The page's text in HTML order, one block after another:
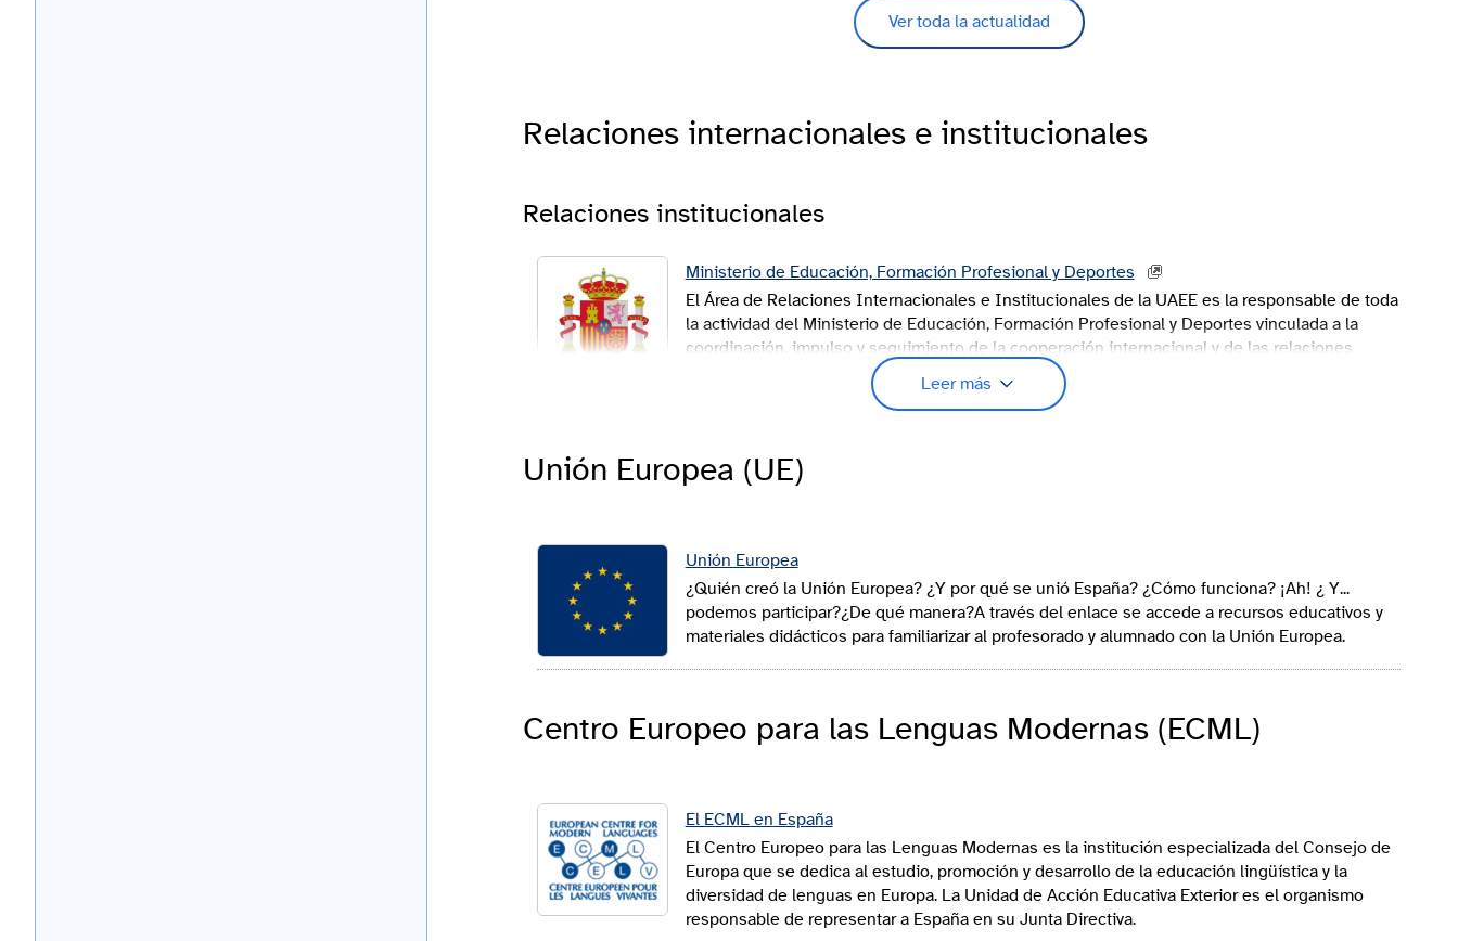
Relaciones internacionales e institucionales
Relaciones institucionales
Ministerio de Educación, Formación Profesional y Deportes
El Área de Relaciones Internacionales e Institucionales de la UAEE es la responsable de toda
la actividad del Ministerio de Educación, Formación Profesional y Deportes vinculada a la
coordinación, impulso y seguimiento de la cooperación internacional y de las relaciones
internacionales en materia de educación no universitaria y formación profesional.
y Universidades, así como con otros organismos gubernamentales que participan en la acción
exterior.
Relaciones bilaterales
Oficinas de Educación
Desde la Unidad de Acción Educativa Exterior (UAEE) se promueven, coordinan y apoyan las
Representaciones permanentes de España ante la OCDE, UNESCO y Consejo de Europa
Las relaciones con algunas de las principales organizaciones internacionales se llevan a cabo
a través de la Consejería de Educación en las Representaciones Permanentes de España ante
la OCDE, la UNESCO y el Consejo de Europa. El Centro Europeo para las Lenguas Modernas y
Leer más
Unión Europea (UE)
Unión Europea
¿Quién creó la Unión Europea? ¿Y por qué se unió España? ¿Cómo funciona? ¡Ah! ¿ Y...
podemos participar?¿De qué manera?A través del enlace se accede a recursos educativos y
materiales didácticos para familiarizar al profesorado y alumnado con la Unión Europea.
Centro Europeo para las Lenguas Modernas (ECML)
El ECML en España
El Centro Europeo para las Lenguas Modernas es la institución especializada del Consejo de
Europa que se dedica al estudio, promoción y desarrollo de la educación lingüística y la
diversidad de lenguas en Europa. La Unidad de Acción Educativa Exterior es el organismo
responsable de representar a España en su Junta Directiva.